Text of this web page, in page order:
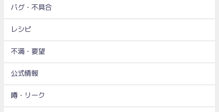
バグ・不具合
レシピ
不満・要望
公式情報
噂・リーク